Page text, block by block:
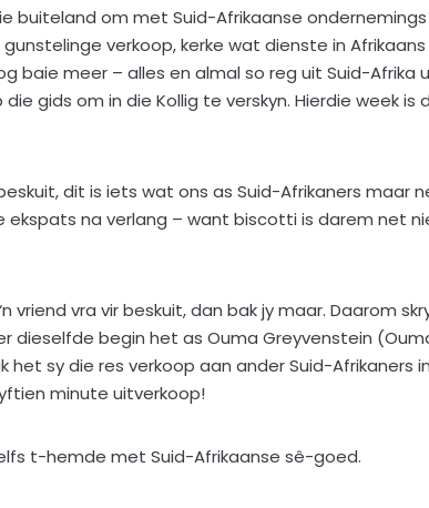
buiteland om met Suid-Afrikaanse ondernemings
verkoop, kerke wat dienste in Afrikaans
baie meer – alles en almal so reg uit Suid-Afrika
gids om in die Kollig te verskyn. Hierdie week is
dit is iets wat ons as Suid-Afrikaners maar
ekspats na verlang – want biscotti is darem net
vriend vra vir beskuit, dan bak jy maar. Daarom
dieselfde begin het as Ouma Greyvenstein
het sy die res verkoop aan ander Suid-Afrikaners in
minute uitverkoop!
t-hemde met Suid-Afrikaanse sê-goed.